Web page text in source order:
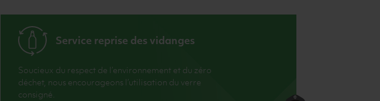
Service reprise des vidanges
Soucieux du respect de l’environnement et du zéro
déchet, nous encourageons l’utilisation du verre
consigné.